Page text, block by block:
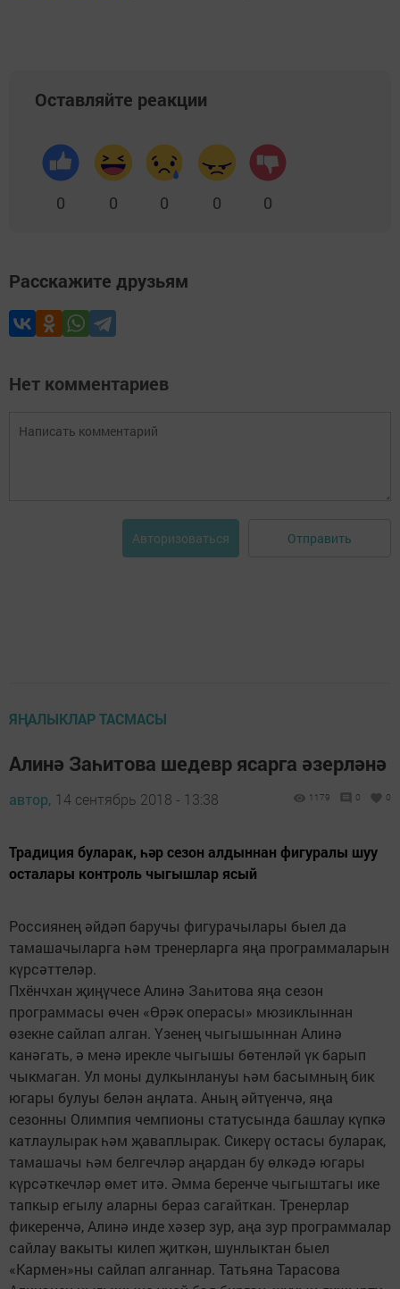
Оставляйте реакции
0 0 0 0 0
Расскажите друзьям
Нет комментариев
Авторизоваться Отправить
ЯҢАЛЫКЛАР ТАСМАСЫ
Алинә Заһитова шедевр ясарга әзерләнә
автор, 14 сентябрь 2018 - 13:38 1179 0 0
Традиция буларак, һәр сезон алдыннан фигуралы шуу
осталары контроль чыгышлар ясый
Россиянең әйдәп баручы фигурачылары быел да
тамашачыларга һәм тренерларга яңа программаларын
күрсәттеләр.
Пхёнчхан җиңүчесе Алинә Заһитова яңа сезон
программасы өчен «Өрәк операсы» мюзиклыннан
өзекне сайлап алган. Үзенең чыгышыннан Алинә
канәгать, ә менә ирекле чыгышы бөтенләй үк барып
чыкмаган. Ул моны дулкынлануы һәм басымның бик
югары булуы белән аңлата. Аның әйтүенчә, яңа
сезонны Олимпия чемпионы статусында башлау күпкә
катлаулырак һәм җаваплырак. Сикерү остасы буларак,
тамашачы һәм белгечләр аңардан бу өлкәдә югары
күрсәткечләр өмет итә. Әмма беренче чыгыштагы ике
тапкыр егылу аларны бераз сагайткан. Тренерлар
фикеренчә, Алинә инде хәзер зур, аңа зур программалар
сайлау вакыты килеп җиткән, шунлыктан быел
«Кармен»ны сайлап алганнар. Татьяна Тарасова